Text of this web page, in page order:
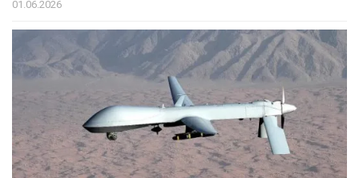
01.06.2026